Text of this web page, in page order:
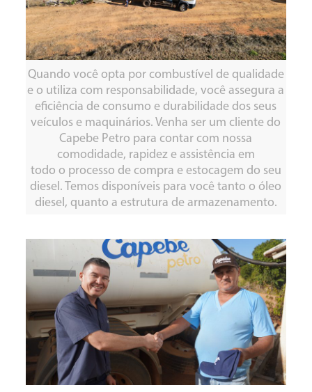
Quando você opta por combustível de qualidade
e o utiliza com responsabilidade, você assegura a
eficiência de consumo e durabilidade dos seus
veículos e maquinários. Venha ser um cliente do
Capebe Petro para contar com nossa
comodidade, rapidez e assistência em
todo o processo de compra e estocagem do seu
diesel. Temos disponíveis para você tanto o óleo
diesel, quanto a estrutura de armazenamento.